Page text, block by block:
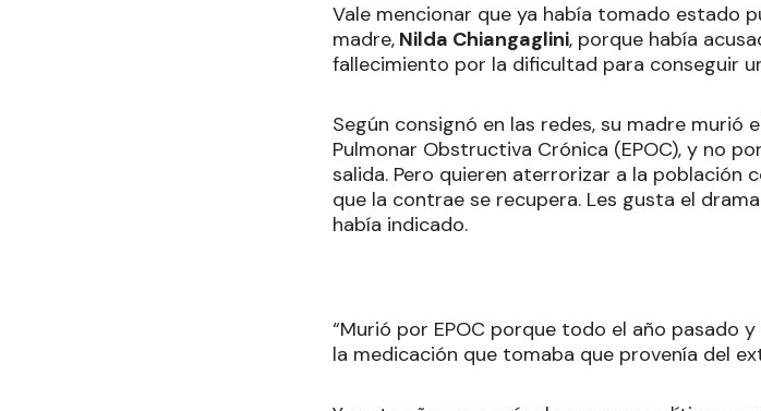
Vale mencionar que ya había tomado estado
madre, Nilda Chiangaglini, porque había
fallecimiento por la dificultad para conseguir
Según consignó en las redes, su madre murió
Pulmonar Obstructiva Crónica (EPOC), y no
salida. Pero quieren aterrorizar a la población
que la contrae se recupera. Les gusta el
había indicado.
“Murió por EPOC porque todo el año pasado
la medicación que tomaba que provenía del